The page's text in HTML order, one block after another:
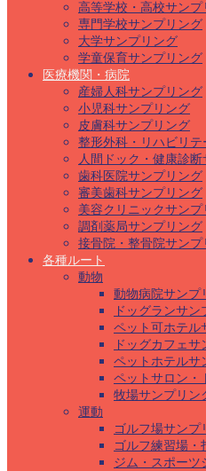
高等学校・高校サンプ
専門学校サンプリング
大学サンプリング
学童保育サンプリング
医療機関・病院
産婦人科サンプリング
小児科サンプリング
皮膚科サンプリング
整形外科・リハビリ
人間ドック・健康診
歯科医院サンプリング
審美歯科サンプリング
美容クリニックサンプ
調剤薬局サンプリング
接骨院・整骨院サンプ
各種ルート
動物
動物病院サンプ
ドッグランサン
ペット可ホテル
ドッグカフェ
ペットホテルサ
ペットサロン・
牧場サンプリン
運動
ゴルフ場サンプ
ゴルフ練習場・
ジム・スポーツ